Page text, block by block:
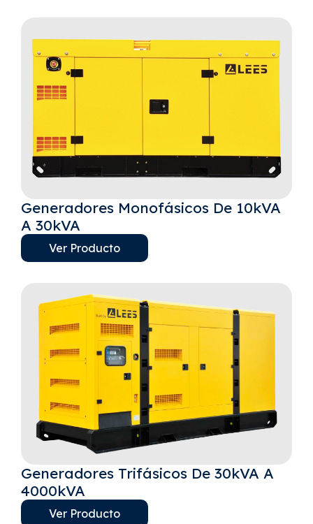
Generadores Monofásicos De 10kVA
A 30kVA
Ver Producto
Generadores Trifásicos De 30kVA A
4000kVA
Ver Producto